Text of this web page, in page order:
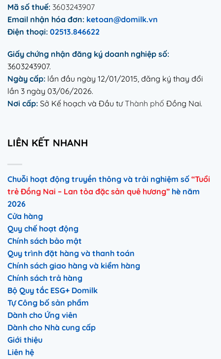
Mã số thuế: 3603243907
Email nhận hóa đơn: ketoan@domilk.vn
Điện thoại: 02513.846622
Giấy chứng nhận đăng ký doanh nghiệp số:
3603243907.
Ngày cấp: lần đầu ngày 12/01/2015, đăng ký thay đổi
lần 3 ngày 03/06/2026.
Nơi cấp: Sở Kế hoạch và Đầu tưThành phố Đồng Nai.
LIÊN KẾT NHANH
Chuỗi hoạt động truyền thông và trải nghiệm số “Tuổi
trẻ Đồng Nai – Lan tỏa đặc sản quê hương” hè năm
2026
Cửa hàng
Quy chế hoạt động
Chính sách bảo mật
Quy trình đặt hàng và thanh toán
Chính sách giao hàng và kiểm hàng
Chính sách trả hàng
Bộ Quy tắc ESG+ Domilk
Tự Công bố sản phẩm
Dành cho Ứng viên
Dành cho Nhà cung cấp
Giới thiệu
Liên hệ